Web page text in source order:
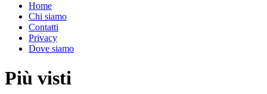
Home
Chi siamo
Contatti
Privacy
Dove siamo
Più visti